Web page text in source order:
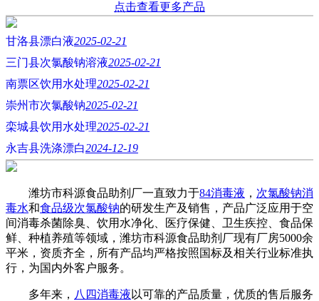
点击查看更多产品
甘洛县漂白液2025-02-21
三门县次氯酸钠溶液2025-02-21
南票区饮用水处理2025-02-21
崇州市次氯酸钠2025-02-21
栾城县饮用水处理2025-02-21
永吉县洗涤漂白2024-12-19
潍坊市科源食品助剂厂一直致力于84消毒液 ， 次氯酸钠消
毒水和食品级次氯酸钠的研发生产及销售，产品广泛应用于空
间消毒杀菌除臭、饮用水净化、医疗保健、卫生疾控、食品保
鲜、种植养殖等领域，潍坊市科源食品助剂厂现有厂房5000余
平米，资质齐全，所有产品均严格按照国标及相关行业标准执
行，为国内外客户服务。
多年来， 八四消毒液 以可靠的产品质量，优质的售后服务